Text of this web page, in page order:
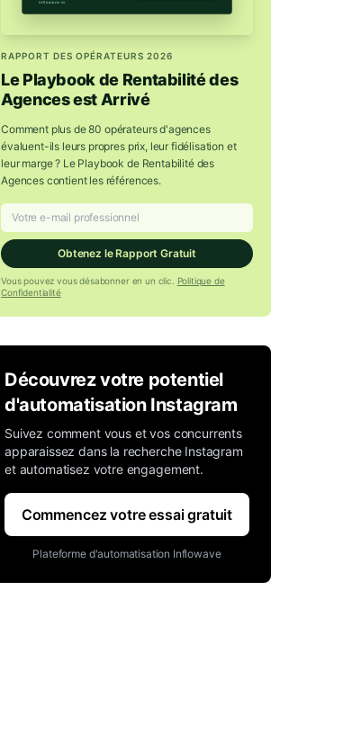
RAPPORT DES OPÉRATEURS 2026
Le Playbook de Rentabilité des
Agences est Arrivé
Comment plus de 80 opérateurs d'agences
évaluent-ils leurs propres prix, leur fidélisation et
leur marge ? Le Playbook de Rentabilité des
Agences contient les références.
Obtenez le Rapport Gratuit
Vous pouvez vous désabonner en un clic.
Politique de
Confidentialité
Découvrez votre potentiel
d'automatisation Instagram
Suivez comment vous et vos concurrents
apparaissez dans la recherche Instagram
et automatisez votre engagement.
Commencez votre essai gratuit
Plateforme d'automatisation Inflowave